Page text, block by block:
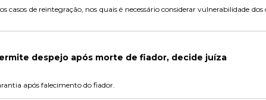
casos de reintegração, nos quais é necessário considerar vulnerabilidade
despejo após morte de fiador, decide juíza
após falecimento do fiador.